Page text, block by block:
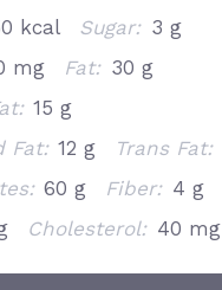
kcal Sugar: 3 g
mg Fat: 30 g
15 g
Fat: 12 g Trans Fat:
60 g Fiber: 4 g
Cholesterol: 40 mg